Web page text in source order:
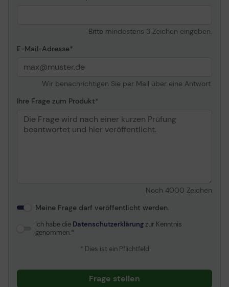
Bitte mindestens 3 Zeichen eingeben.
E-Mail-Adresse
Wir benachrichtigen Sie per Mail über eine Antwort.
Ihre Frage zum Produkt
Noch 4000 Zeichen
Meine Frage darf veröffentlicht werden.
Ich habe die Datenschutzerklärungzur Kenntnis
genommen.
* Dies ist ein Pflichtfeld
Frage stellen